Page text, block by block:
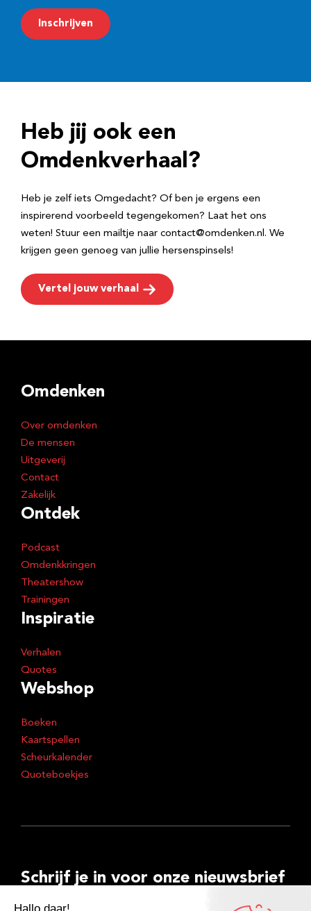
m
a
r
e
Inschrijven
Heb jij ook een
Omdenkverhaal?
Heb je zelf iets Omgedacht? Of ben je ergens een
inspirerend voorbeeld tegengekomen? Laat het ons
weten! Stuur een mailtje naar contact@omdenken.nl. We
krijgen geen genoeg van jullie hersenspinsels!
Vertel jouw verhaal
Omdenken
Over omdenken
De mensen
Uitgeverij
Contact
Zakelijk
Ontdek
Podcast
Omdenkkringen
Theatershow
Trainingen
Inspiratie
Verhalen
Quotes
Webshop
Boeken
Kaartspellen
Scheurkalender
Quoteboekjes
Schrijf je in voor onze nieuwsbrief